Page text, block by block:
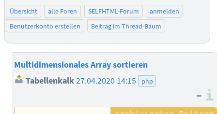
Übersicht alle Foren SELFHTML-Forum
anmelden
Benutzerkonto erstellen
Beitrag im Thread-Baum
Multidimensionales Array sortieren
Tabellenkalk27.04.2020 14:15 php
–